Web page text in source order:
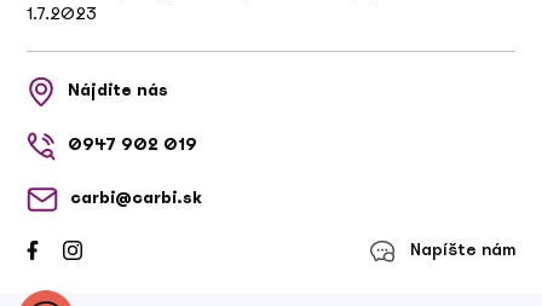
1.7.2023
Nájdite nás
0947 902 019
carbi@carbi.sk
Napíšte nám